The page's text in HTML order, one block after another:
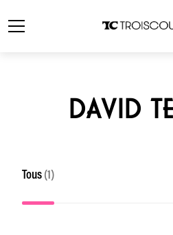
DAVID
Tous (1)